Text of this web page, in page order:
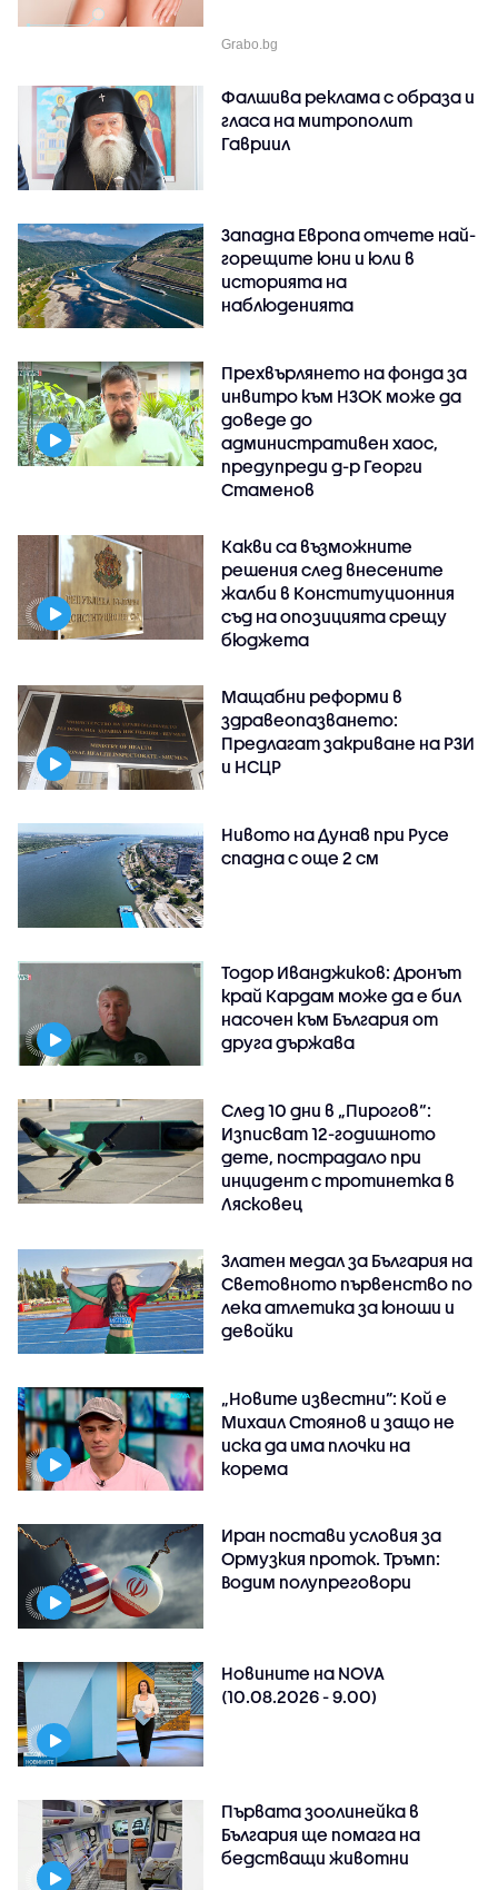
Grabo.bg
Фалшива реклама с образа и
гласа на митрополит
Гавриил
Западна Европа отчете най-
горещите юни и юли в
историята на
наблюденията
Прехвърлянето на фонда за
инвитро към НЗОК може да
доведе до
административен хаос,
предупреди д-р Георги
Стаменов
Какви са възможните
решения след внесените
жалби в Конституционния
съд на опозицията срещу
бюджета
Мащабни реформи в
здравеопазването:
Предлагат закриване на РЗИ
и НСЦР
Нивото на Дунав при Русе
спадна с още 2 см
Тодор Иванджиков: Дронът
край Кардам може да е бил
насочен към България от
друга държава
След 10 дни в „Пирогов“:
Изписват 12-годишното
дете, пострадало при
инцидент с тротинетка в
Лясковец
Златен медал за България на
Световното първенство по
лека атлетика за юноши и
девойки
„Новите известни”: Кой е
Михаил Стоянов и защо не
иска да има плочки на
корема
Иран постави условия за
Ормузкия проток. Тръмп:
Водим полупреговори
Новините на NOVA
(10.08.2026 - 9.00)
Първата зоолинейка в
България ще помага на
бедстващи животни